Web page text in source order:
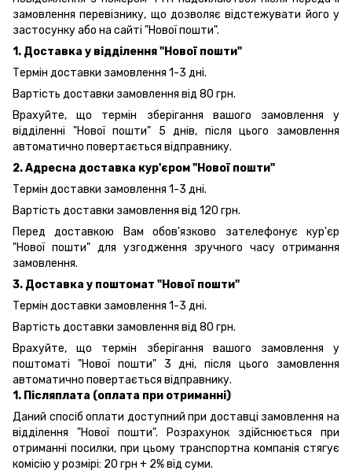
замовлення перевізнику, що дозволяє відстежувати його у
застосунку або на сайті "Нової пошти".
1. Доставка у відділення "Нової пошти"
Термін доставки замовлення 1-3 дні.
Вартість доставки замовлення від 80 грн.
Врахуйте, що термін зберігання вашого замовлення у
відділенні "Нової пошти" 5 днів, після цього замовлення
автоматично повертається відправнику.
2. Адресна доставка кур'єром "Нової пошти"
Термін доставки замовлення 1-3 дні.
Вартість доставки замовлення від 120 грн.
Перед доставкою Вам обов'язково зателефонує кур'єр
"Нової пошти" для узгодження зручного часу отримання
замовлення.
3. Доставка у поштомат "Нової пошти"
Термін доставки замовлення 1-3 дні.
Вартість доставки замовлення від 80 грн.
Врахуйте, що термін зберігання вашого замовлення у
поштоматі "Нової пошти" 3 дні, після цього замовлення
автоматично повертається відправнику.
1. Післяплата (оплата при отриманні)
Даний спосіб оплати доступний при доставці замовлення на
відділення "Нової пошти". Розрахунок здійснюється при
отриманні посилки, при цьому транспортна компанія стягує
комісію у розмірі: 20 грн + 2% від суми.